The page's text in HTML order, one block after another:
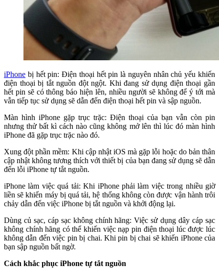
iPhone bị hết pin: Điện thoại hết pin là nguyên nhân chủ yếu khiến
điện thoại bị tắt nguồn đột ngột. Khi đang sử dụng điện thoại gần
hết pin sẽ có thông báo hiện lên, nhiều người sẽ không để ý tới mà
vẫn tiếp tục sử dụng sẽ dẫn đến điện thoại hết pin và sập nguồn.
Màn hình iPhone gặp trục trặc: Điện thoại của bạn vẫn còn pin
nhưng thử bất kì cách nào cũng không mở lên thì lúc đó màn hình
iPhone đã gặp trục trặc nào đó.
Xung đột phần mềm: Khi cập nhật iOS mà gặp lỗi hoặc do bản thân
cập nhật không tương thích với thiết bị của bạn đang sử dụng sẽ dẫn
đến lỗi iPhone tự tắt nguồn.
iPhone làm việc quá tải: Khi iPhone phải làm việc trong nhiều giờ
liền sẽ khiến máy bị quá tải, hệ thống không còn được vận hành trôi
chảy dẫn đến việc iPhone bị tắt nguồn và khởi động lại.
Dùng củ sạc, cáp sạc không chính hãng: Việc sử dụng dây cáp sạc
không chính hãng có thể khiến việc nạp pin điện thoại lúc được lúc
không dẫn đến việc pin bị chai. Khi pin bị chai sẽ khiến iPhone của
bạn sập nguồn bất ngờ.
Cách khắc phục iPhone tự tắt nguồn